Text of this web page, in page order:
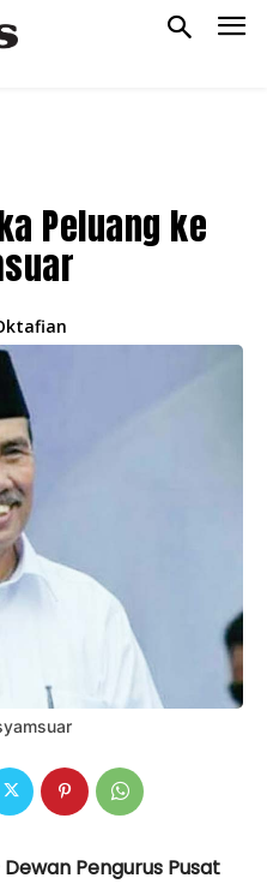
Peluang ke
Dewan Pengurus Pusat